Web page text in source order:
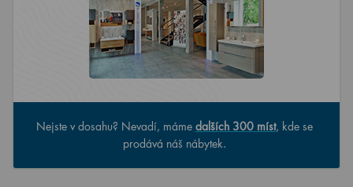
Nejste v dosahu? Nevadí, máme dalších 300 míst, kde se
prodává náš nábytek.